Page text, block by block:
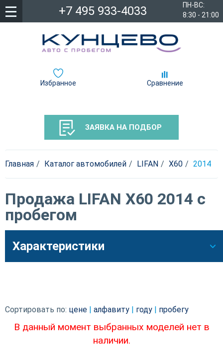
ПН-ВС:
8:30 - 21:00
+7 495 933-4033
Избранное Сравнение
ЗАЯВКА НА ПОДБОР
Главная Каталог автомобилей LIFAN X60 2014
Продажа LIFAN X60 2014 с
пробегом
Характеристики
Сортировать по: цене алфавиту году пробегу
В данный момент выбранных моделей нет в
наличии.